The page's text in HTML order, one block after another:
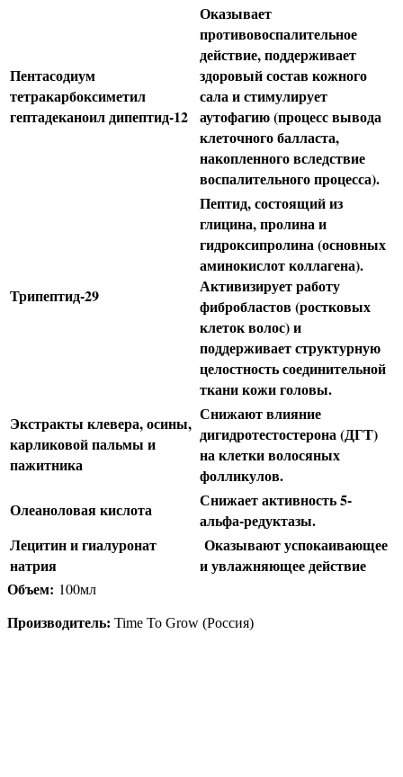
Пентасодиум
тетракарбоксиметил
гептадеканоил дипептид-12
Оказывает
противовоспалительное
действие, поддерживает
здоровый состав кожного
сала и стимулирует
аутофагию (процесс вывода
клеточного балласта,
накопленного вследствие
воспалительного процесса).
Трипептид-29
Пептид, состоящий из
глицина, пролина и
гидроксипролина (основных
аминокислот коллагена).
Активизирует работу
фибробластов (ростковых
клеток волос) и
поддерживает структурную
целостность соединительной
ткани кожи головы.
Экстракты клевера, осины,
карликовой пальмы и
пажитника
Снижают влияние
дигидротестостерона (ДГТ)
на клетки волосяных
фолликулов.
Олеаноловая кислота
Снижает активность 5-
альфа-редуктазы.
Лецитин и гиалуронат
натрия
Оказывают успокаивающее
и увлажняющее действие
Объем: 100мл
Производитель: Time To Grow (Россия)